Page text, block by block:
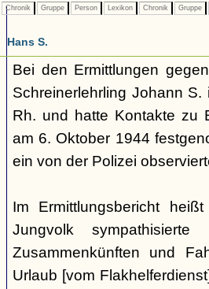
Chronik Gruppe Person Lexikon Chronik Gruppe
Hans S.
Bei den Ermittlungen
Schreinerlehrling Johann
Rh. und hatte Kontakte zu
am 6. Oktober 1944
ein von der Polizei
Im Ermittlungsbericht
Jungvolk
Zusammenkünften und
Urlaub [vom